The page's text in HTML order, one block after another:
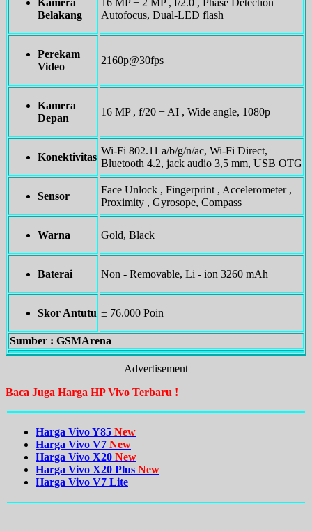
Kamera
Belakang
16 MP + 2 MP , f/2.0 , Phase Detection
Autofocus, Dual-LED flash
Perekam
Video
2160p@30fps
Kamera
Depan
16 MP , f/20 + AI , Wide angle, 1080p
Konektivitas
Wi-Fi 802.11 a/b/g/n/ac, Wi-Fi Direct,
Bluetooth 4.2, jack audio 3,5 mm, USB OTG
Sensor
Face Unlock , Fingerprint , Accelerometer ,
Proximity , Gyrosope, Compass
Warna Gold, Black
Baterai Non - Removable, Li - ion 3260 mAh
Skor Antutu ± 76.000 Poin
Sumber : GSMArena
Advertisement
Baca Juga Harga HP Vivo Terbaru !
Harga Vivo Y85 New
Harga Vivo V7 New
Harga Vivo X20 New
Harga Vivo X20 Plus New
Harga Vivo V7 Lite